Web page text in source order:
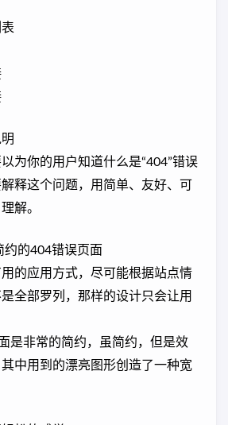
为你的用户知道什么是“404”错误
释这个问题，用简单、友好、可
解。
约的404错误页面
用的应用方式，尽可能根据站点情
全部罗列，那样的设计只会让用
是非常的简约，虽简约，但是效
中用到的漂亮图形创造了一种宽